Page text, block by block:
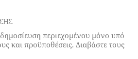
περιεχομένου μόνο υπό
και προϋποθέσεις. Διαβάστε τους